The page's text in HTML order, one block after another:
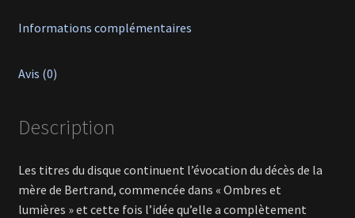
Informations complémentaires
Avis (0)
Description
Les titres du disque continuent l’évocation du décès de la
mère de Bertrand, commencée dans « Ombres et
lumières » et cette fois l’idée qu’elle a complètement